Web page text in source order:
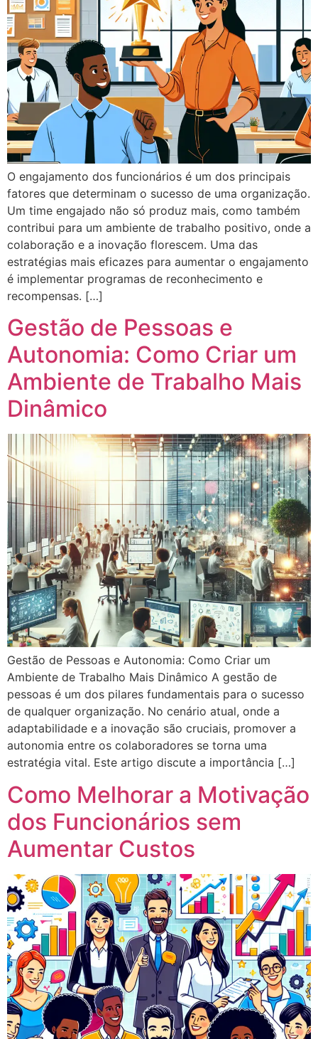
O engajamento dos funcionários é um dos principais
fatores que determinam o sucesso de uma organização.
Um time engajado não só produz mais, como também
contribui para um ambiente de trabalho positivo, onde a
colaboração e a inovação florescem. Uma das
estratégias mais eficazes para aumentar o engajamento
é implementar programas de reconhecimento e
recompensas. […]
Gestão de Pessoas e
Autonomia: Como Criar um
Ambiente de Trabalho Mais
Dinâmico
Gestão de Pessoas e Autonomia: Como Criar um
Ambiente de Trabalho Mais Dinâmico A gestão de
pessoas é um dos pilares fundamentais para o sucesso
de qualquer organização. No cenário atual, onde a
adaptabilidade e a inovação são cruciais, promover a
autonomia entre os colaboradores se torna uma
estratégia vital. Este artigo discute a importância […]
Como Melhorar a Motivação
dos Funcionários sem
Aumentar Custos